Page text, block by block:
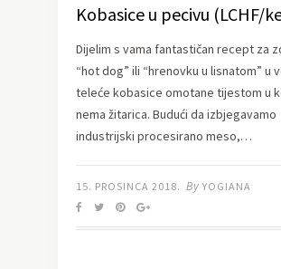
Kobasice u pecivu (LCHF/
Dijelim s vama fantastičan recept za
“hot dog” ili “hrenovku u lisnatom” u
teleće kobasice omotane tijestom u
nema žitarica. Budući da izbjegavamo
industrijski procesirano meso,…
15. PROSINCA 2018. By YOGIANA